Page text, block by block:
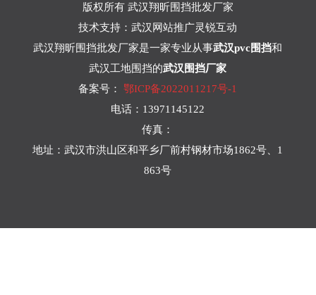
版权所有 武汉翔昕围挡批发厂家
技术支持：武汉网站推广灵锐互动
武汉翔昕围挡批发厂家是一家专业从事武汉pvc围挡和
武汉工地围挡的武汉围挡厂家
备案号：鄂ICP备2022011217号-1
电话：13971145122
传真：
地址：武汉市洪山区和平乡厂前村钢材市场1862号、1
863号